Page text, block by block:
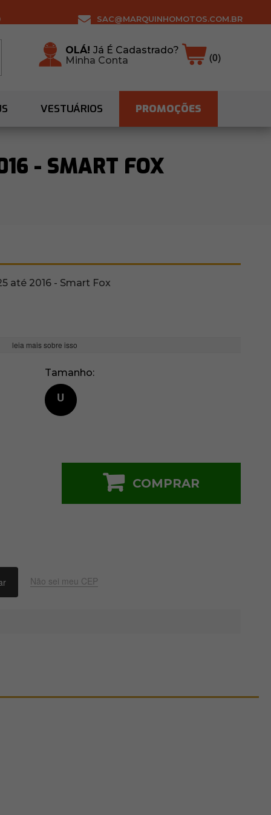
SAC@MARQUINHOMOTOS.COM.BR
OLÁ!Já É Cadastrado?
Minha Conta
(0)
VESTUÁRIOS PROMOÇÕES
- SMART FOX
até 2016 - Smart Fox
leia mais sobre isso
Tamanho
U
COMPRAR
Não sei meu CEP